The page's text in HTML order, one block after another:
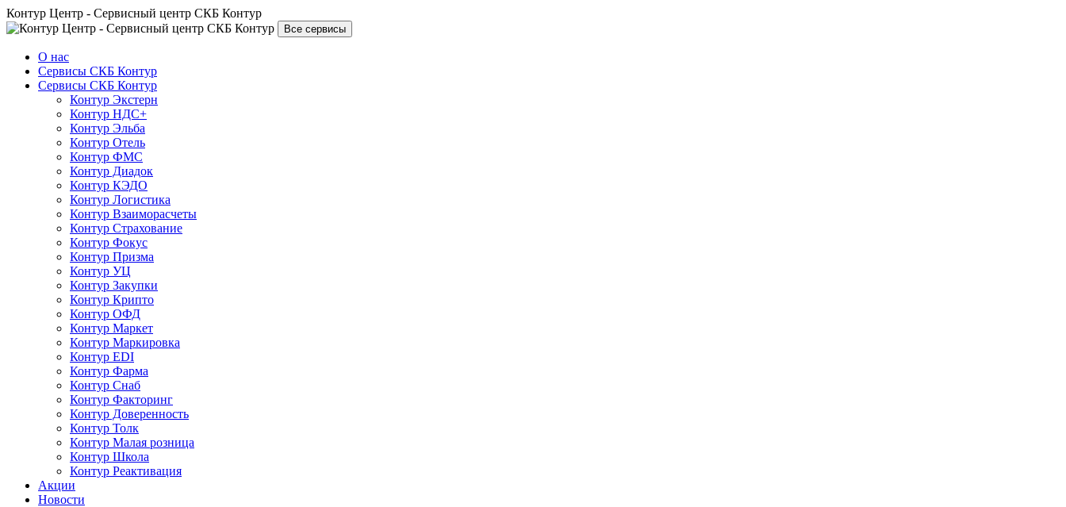
Контур Центр - Сервисный центр СКБ Контур
Все сервисы
О нас
Сервисы СКБ Контур
Сервисы СКБ Контур
Контур Экстерн
Контур НДС+
Контур Эльба
Контур Отель
Контур ФМС
Контур Диадок
Контур КЭДО
Контур Логистика
Контур Взаиморасчеты
Контур Страхование
Контур Фокус
Контур Призма
Контур УЦ
Контур Закупки
Контур Крипто
Контур ОФД
Контур Маркет
Контур Маркировка
Контур EDI
Контур Фарма
Контур Снаб
Контур Факторинг
Контур Доверенность
Контур Толк
Контур Малая розница
Контур Школа
Контур Реактивация
Акции
Новости